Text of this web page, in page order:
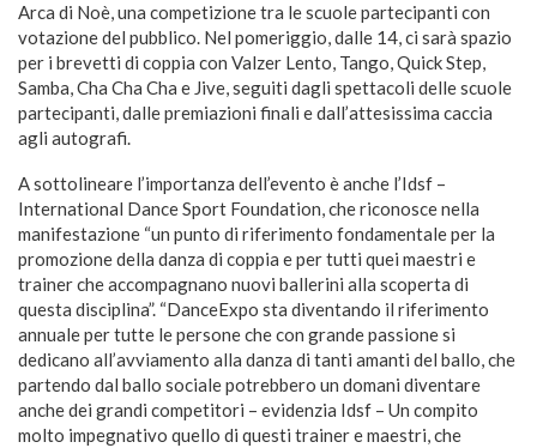
Arca di Noè, una competizione tra le scuole partecipanti con
votazione del pubblico. Nel pomeriggio, dalle 14, ci sarà spazio
per i brevetti di coppia con Valzer Lento, Tango, Quick Step,
Samba, Cha Cha Cha e Jive, seguiti dagli spettacoli delle scuole
partecipanti, dalle premiazioni finali e dall’attesissima caccia
agli autografi.
A sottolineare l’importanza dell’evento è anche l’Idsf –
International Dance Sport Foundation, che riconosce nella
manifestazione “un punto di riferimento fondamentale per la
promozione della danza di coppia e per tutti quei maestri e
trainer che accompagnano nuovi ballerini alla scoperta di
questa disciplina”. “DanceExpo sta diventando il riferimento
annuale per tutte le persone che con grande passione si
dedicano all’avviamento alla danza di tanti amanti del ballo, che
partendo dal ballo sociale potrebbero un domani diventare
anche dei grandi competitori – evidenzia Idsf – Un compito
molto impegnativo quello di questi trainer e maestri, che